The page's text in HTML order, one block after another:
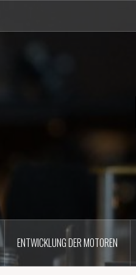
ENTWICKLUNG DER MOTOREN